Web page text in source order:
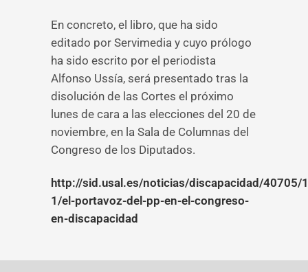
En concreto, el libro, que ha sido
editado por Servimedia y cuyo prólogo
ha sido escrito por el periodista
Alfonso Ussía, será presentado tras la
disolución de las Cortes el próximo
lunes de cara a las elecciones del 20 de
noviembre, en la Sala de Columnas del
Congreso de los Diputados.
http://sid.usal.es/noticias/discapacidad/40705/
1/el-portavoz-del-pp-en-el-congreso-
en-discapacidad